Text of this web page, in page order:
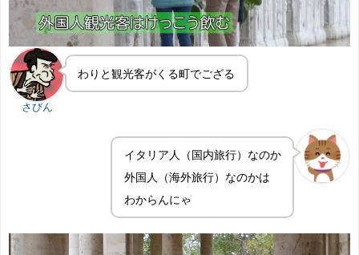
さびん
わりと観光客がくる町でござる
イタリア人（国内旅行）なのか
外国人（海外旅行）なのかは
わからんにゃ